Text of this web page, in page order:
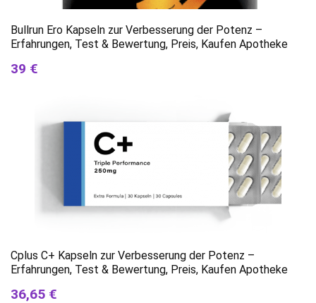
Bullrun Ero Kapseln zur Verbesserung der Potenz –
Erfahrungen, Test & Bewertung, Preis, Kaufen Apotheke
39 €
Cplus C+ Kapseln zur Verbesserung der Potenz –
Erfahrungen, Test & Bewertung, Preis, Kaufen Apotheke
36,65 €